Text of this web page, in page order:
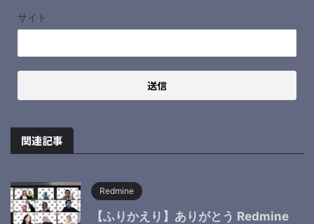
サイト
関連記事
Redmine
【ふりかえり】ありがとう Redmine